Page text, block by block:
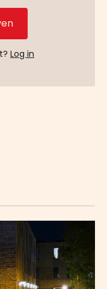
Log in